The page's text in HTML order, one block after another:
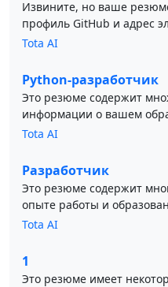
Извините, но ваше
профиль GitHub и адрес
Tota AI
Python-разработчик
Это резюме содержит
информации о вашем
Tota AI
Разработчик
Это резюме содержит
опыте работы и
Tota AI
1
Это резюме имеет